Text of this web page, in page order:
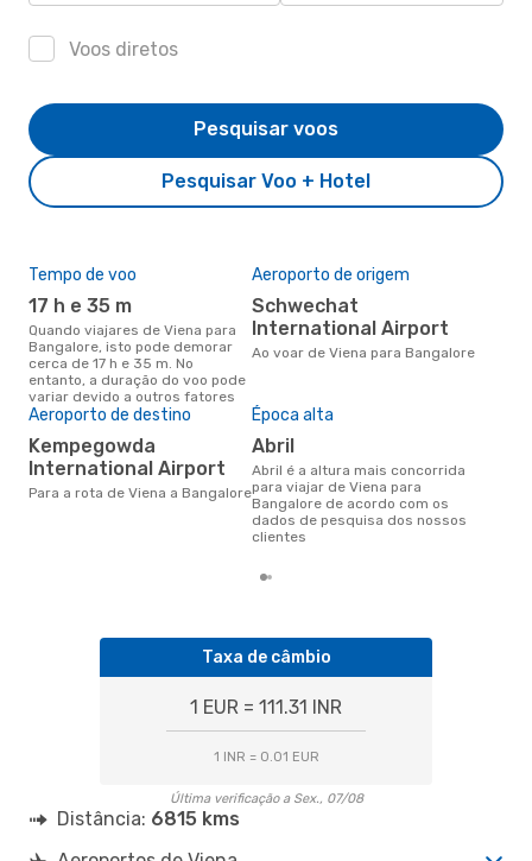
Voos diretos
Pesquisar Voo + Hotel
Pesquisar voos
Tempo de voo
17 h e 35 m
Quando viajares de Viena para
Bangalore, isto pode demorar
cerca de 17 h e 35 m. No
entanto, a duração do voo pode
variar devido a outros fatores
Aeroporto de origem
Schwechat
International Airport
Ao voar de Viena para Bangalore
Aeroporto de destino
Kempegowda
International Airport
Para a rota de Viena a Bangalore
Época alta
abril
abril é a altura mais concorrida
para viajar de Viena para
Bangalore de acordo com os
dados de pesquisa dos nossos
clientes
Taxa de câmbio
1 EUR = 111.31 INR
1 INR = 0.01 EUR
Última verificação a Sex., 07/08
Distância: 6815 kms